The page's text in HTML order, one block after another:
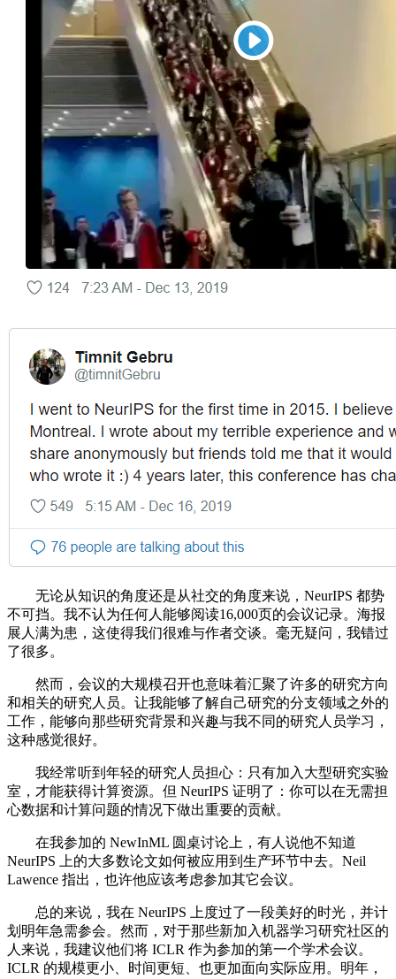
无论从知识的角度还是从社交的角度来说，NeurIPS 都势
不可挡。我不认为任何人能够阅读16,000页的会议记录。海报
展人满为患，这使得我们很难与作者交谈。毫无疑问，我错过
了很多。
然而，会议的大规模召开也意味着汇聚了许多的研究方向
和相关的研究人员。让我能够了解自己研究的分支领域之外的
工作，能够向那些研究背景和兴趣与我不同的研究人员学习，
这种感觉很好。
我经常听到年轻的研究人员担心：只有加入大型研究实验
室，才能获得计算资源。但 NeurIPS 证明了：你可以在无需担
心数据和计算问题的情况下做出重要的贡献。
在我参加的 NewInML 圆桌讨论上，有人说他不知道
NeurIPS 上的大多数论文如何被应用到生产环节中去。Neil
Lawence 指出，也许他应该考虑参加其它会议。
总的来说，我在 NeurIPS 上度过了一段美好的时光，并计
划明年急需参会。然而，对于那些新加入机器学习研究社区的
人来说，我建议他们将 ICLR 作为参加的第一个学术会议。
ICLR 的规模更小、时间更短、也更加面向实际应用。明年，